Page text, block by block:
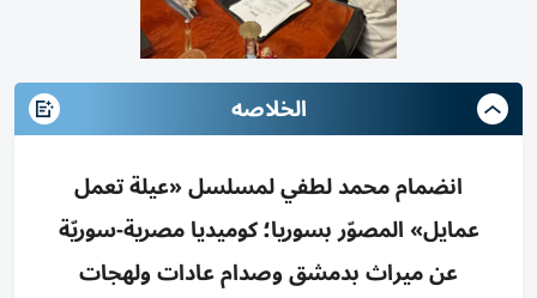
الخلاصه
انضمام محمد لطفي لمسلسل «عيلة تعمل
عمايل» المصوّر بسوريا؛ كوميديا مصرية-سوريّة
عن ميراث بدمشق وصدام عادات ولهجات